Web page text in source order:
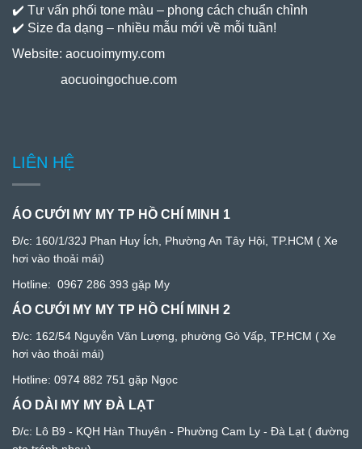
✔️ Tư vấn phối tone màu – phong cách chuẩn chỉnh
✔️ Size đa dạng – nhiều mẫu mới về mỗi tuần!
Website: aocuoimymy.com
aocuoingochue.com
LIÊN HỆ
ÁO CƯỚI MY MY TP HỒ CHÍ MINH 1
Đ/c: 160/1/32J Phan Huy Ích, Phường An Tây Hội, TP.HCM ( Xe
hơi vào thoải mái)
Hotline: 0967 286 393 gặp My
ÁO CƯỚI MY MY TP HỒ CHÍ MINH 2
Đ/c: 162/54 Nguyễn Văn Lượng, phường Gò Vấp, TP.HCM ( Xe
hơi vào thoải mái)
Hotline: 0974 882 751 gặp Ngọc
ÁO DÀI MY MY ĐÀ LẠT
Đ/c: Lô B9 - KQH Hàn Thuyên - Phường Cam Ly - Đà Lạt ( đường